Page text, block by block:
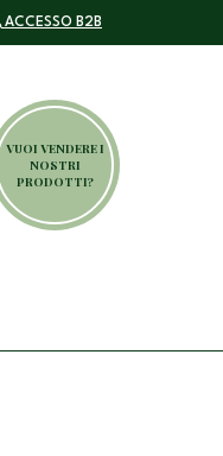
ACCESSO B2B
VUOI VENDERE I
NOSTRI
PRODOTTI?